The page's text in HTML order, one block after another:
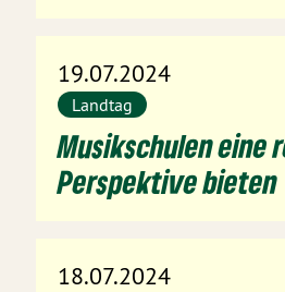
19.07.2024
Landtag
Musikschulen eine
Perspektive bieten
18.07.2024